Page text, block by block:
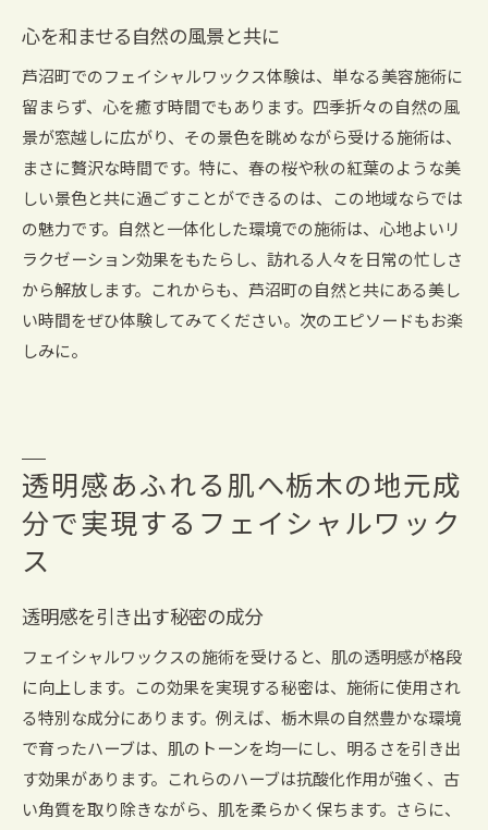
心を和ませる自然の風景と共に
芦沼町でのフェイシャルワックス体験は、単なる美容施術に
留まらず、心を癒す時間でもあります。四季折々の自然の風
景が窓越しに広がり、その景色を眺めながら受ける施術は、
まさに贅沢な時間です。特に、春の桜や秋の紅葉のような美
しい景色と共に過ごすことができるのは、この地域ならでは
の魅力です。自然と一体化した環境での施術は、心地よいリ
ラクゼーション効果をもたらし、訪れる人々を日常の忙しさ
から解放します。これからも、芦沼町の自然と共にある美し
い時間をぜひ体験してみてください。次のエピソードもお楽
しみに。
透明感あふれる肌へ栃木の地元成
分で実現するフェイシャルワック
ス
透明感を引き出す秘密の成分
フェイシャルワックスの施術を受けると、肌の透明感が格段
に向上します。この効果を実現する秘密は、施術に使用され
る特別な成分にあります。例えば、栃木県の自然豊かな環境
で育ったハーブは、肌のトーンを均一にし、明るさを引き出
す効果があります。これらのハーブは抗酸化作用が強く、古
い角質を取り除きながら、肌を柔らかく保ちます。さらに、